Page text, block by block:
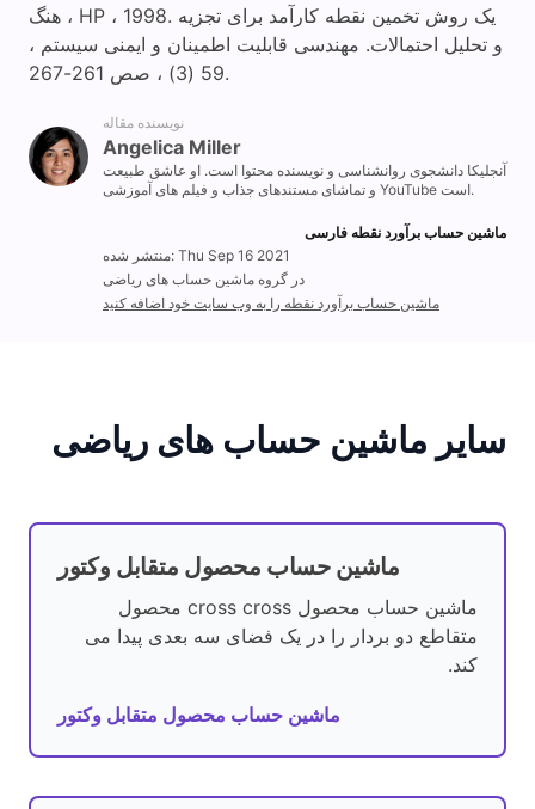
هنگ ، HP ، 1998. یک روش تخمین نقطه کارآمد برای تجزیه
و تحلیل احتمالات. مهندسی قابلیت اطمینان و ایمنی سیستم ،
59 (3) ، صص 261-267.
نویسنده مقاله
Angelica Miller
آنجلیکا دانشجوی روانشناسی و نویسنده محتوا است. او عاشق طبیعت
و تماشای مستندهای جذاب و فیلم های آموزشی YouTube است.
ماشین حساب برآورد نقطه فارسی
منتشر شده: Thu Sep 16 2021
در گروه ماشین حساب های ریاضی
ماشین حساب برآورد نقطه را به وب سایت خود اضافه کنید
سایر ماشین حساب های ریاضی
ماشین حساب محصول متقابل وکتور
ماشین حساب محصول cross cross محصول
متقاطع دو بردار را در یک فضای سه بعدی پیدا می
کند.
ماشین حساب محصول متقابل وکتور